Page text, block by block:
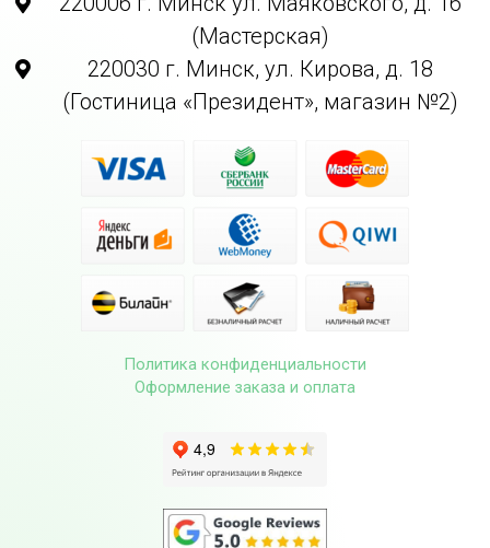
(Мастерская)
220030 г. Минск, ул. Кирова, д. 18
(Гостиница «Президент», магазин №2)
Политика конфиденциальности
Оформление заказа и оплата